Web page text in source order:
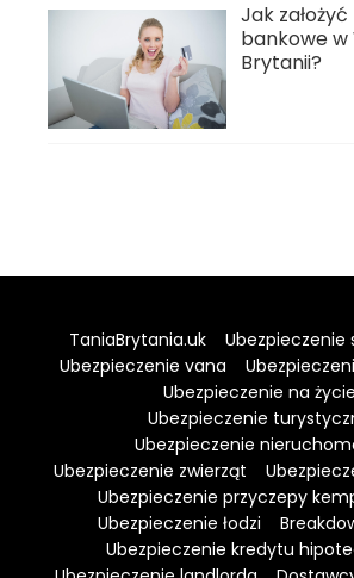
Jak
bankowe w
Brytanii?
TaniaBrytania.uk
Ubezpieczenie vana
Ubezpieczenie na życie
Ubezpieczenie
Ubezpieczenie
Ubezpieczenie zwierząt
Ubezpieczenie przyczepy
Ubezpieczenie łodzi
Ubezpieczenie kredytu